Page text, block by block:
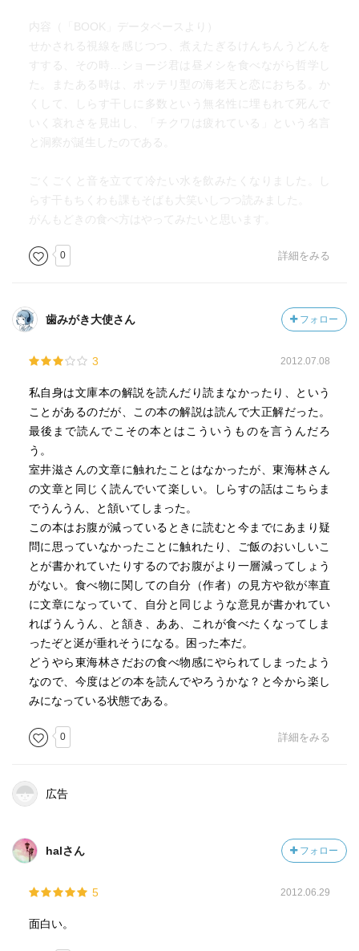
内容（「BOOK」データベースより）
せかされる視線を感じつつ、煮えたぎるけんちんうどんを
すする、その時…ショージ君は昼メシを食べながら哲学し
た。またある時は、ポッテリ型の海老天と恋におちる。か
くして、しらす干しに多数という無名性に埋もれて死んで
いく哀れさを見出し、「チクワは疲れている」という名言
と洞察が誕生したのである。
ごくごくと音を立てて冷たい水を飲みたくなりました。し
らす干もちくわも課もそばも大笑いしつつ読みました。
がんもどきの食べ方はやってみたいと思います。
0 詳細をみる
歯みがき大使さん フォロー
3 2012.07.08
私自身は文庫本の解説を読んだり読まなかったり、という
ことがあるのだが、この本の解説は読んで大正解だった。
最後まで読んでこその本とはこういうものを言うんだろ
う。
室井滋さんの文章に触れたことはなかったが、東海林さん
の文章と同じく読んでいて楽しい。しらすの話はこちらま
でうんうん、と頷いてしまった。
この本はお腹が減っているときに読むと今までにあまり疑
問に思っていなかったことに触れたり、ご飯のおいしいこ
とが書かれていたりするのでお腹がより一層減ってしょう
がない。食べ物に関しての自分（作者）の見方や欲が率直
に文章になっていて、自分と同じような意見が書かれてい
ればうんうん、と頷き、ああ、これが食べたくなってしま
ったぞと涎が垂れそうになる。困った本だ。
どうやら東海林さだおの食べ物感にやられてしまったよう
なので、今度はどの本を読んでやろうかな？と今から楽し
みになっている状態である。
0 詳細をみる
広告
halさん フォロー
5 2012.06.29
面白い。